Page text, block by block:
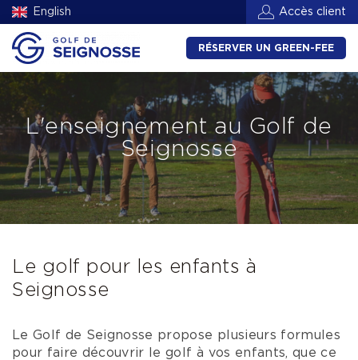
English Accès client
RÉSERVER UN GREEN-FEE
L'enseignement au Golf de
Seignosse
Le golf pour les enfants à
Seignosse
Le Golf de Seignosse propose plusieurs formules
pour faire découvrir le golf à vos enfants, que ce